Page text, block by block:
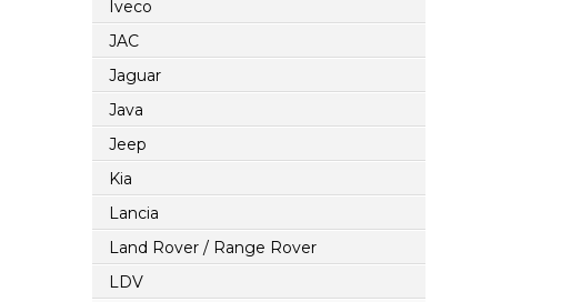
Iveco
JAC
Jaguar
Java
Jeep
Kia
Lancia
Land Rover / Range Rover
LDV